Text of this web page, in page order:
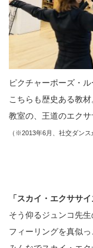
ピクチャーポーズ・ル
こちらも歴史ある教材
教室の、王道のエクサ
（※2013年6月、社交ダン
「スカイ・エクササ
そう仰るジュンコ先生
フィーリングを真似っ